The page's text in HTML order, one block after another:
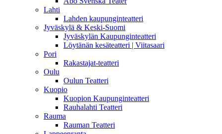
Lahti
Lahden kaupunginteatteri
Jyväskylä & Keski-Suomi
Jyväskylän Kaupunginteatteri
Löytänän kesäteatteri | Viitasaari
Pori
Rakastajat-teatteri
Oulu
Oulun Teatteri
Kuopio
Kuopion Kaupunginteatteri
Rauhalahti Teatteri
Rauma
Rauman Teatteri